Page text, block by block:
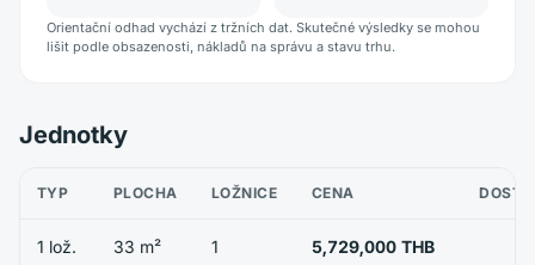
Orientační odhad vychází z tržních dat. Skutečné výsledky se mohou
lišit podle obsazenosti, nákladů na správu a stavu trhu.
Jednotky
TYP PLOCHA LOŽNICE CENA
1 lož. 33 m² 1 5,729,000 THB